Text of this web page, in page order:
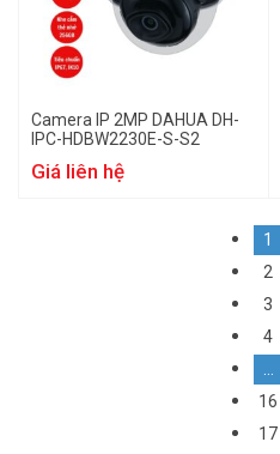
Camera IP 2MP DAHUA DH-
IPC-HDBW2230E-S-S2
Giá liên hệ
1
2
3
4
16
17